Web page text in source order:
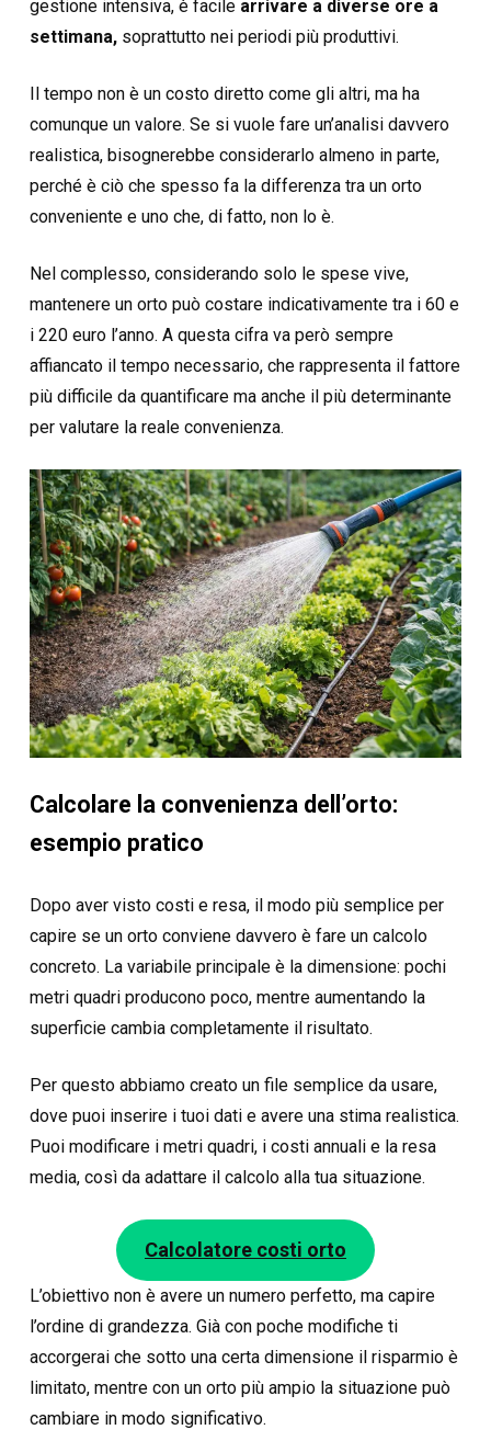
gestione intensiva, è facile arrivare a diverse ore a
settimana,soprattutto nei periodi più produttivi.
Il tempo non è un costo diretto come gli altri, ma ha
comunque un valore. Se si vuole fare un’analisi davvero
realistica, bisognerebbe considerarlo almeno in parte,
perché è ciò che spesso fa la differenza tra un orto
conveniente e uno che, di fatto, non lo è.
Nel complesso, considerando solo le spese vive,
mantenere un orto può costare indicativamente tra i 60 e
i 220 euro l’anno. A questa cifra va però sempre
affiancato il tempo necessario, che rappresenta il fattore
più difficile da quantificare ma anche il più determinante
per valutare la reale convenienza.
Calcolare la convenienza dell’orto:
esempio pratico
Dopo aver visto costi e resa, il modo più semplice per
capire se un orto conviene davvero è fare un calcolo
concreto. La variabile principale è la dimensione: pochi
metri quadri producono poco, mentre aumentando la
superficie cambia completamente il risultato.
Per questo abbiamo creato un file semplice da usare,
dove puoi inserire i tuoi dati e avere una stima realistica.
Puoi modificare i metri quadri, i costi annuali e la resa
media, così da adattare il calcolo alla tua situazione.
Calcolatore costi orto
L’obiettivo non è avere un numero perfetto, ma capire
l’ordine di grandezza. Già con poche modifiche ti
accorgerai che sotto una certa dimensione il risparmio è
limitato, mentre con un orto più ampio la situazione può
cambiare in modo significativo.